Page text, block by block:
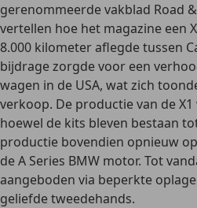
gerenommeerde vakblad Road
vertellen hoe het magazine een
8.000 kilometer aflegde tussen
bijdrage zorgde voor een
wagen in de USA, wat zich
verkoop. De productie van de
hoewel de kits bleven bestaan
productie bovendien opnieuw
de A Series BMW motor. Tot
aangeboden via beperkte
geliefde tweedehands.